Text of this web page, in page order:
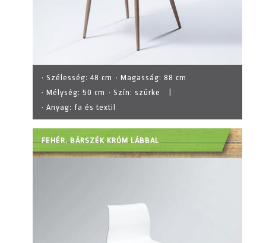
· Szélesség:48 cm · Magasság: 88 cm
· Mélység: 50 cm · Szín: szürke
· Anyag: fa és textil
FEHÉR. BÁRSZÉK KRÓM LÁBBAL